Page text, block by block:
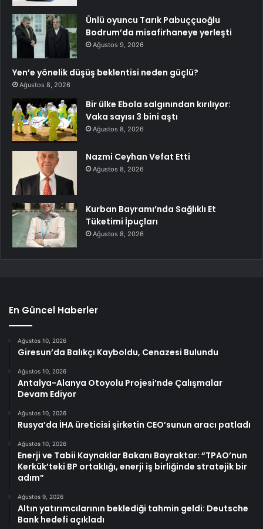
Ünlü oyuncu Tarık Pabuççuoğlu
Bodrum’da misafirhaneye yerleşti
Ağustos 9, 2026
Yen’e yönelik düşüş beklentisi neden güçlü?
Ağustos 8, 2026
Bir ülke Ebola salgınından kırılıyor:
Vaka sayısı 3 bini aştı
Ağustos 8, 2026
Nazmi Ceyhan Vefat Etti
Ağustos 8, 2026
Kurban Bayramı’nda Sağlıklı Et
Tüketimi İpuçları
Ağustos 8, 2026
En Güncel Haberler
Ağustos 10, 2026
Giresun’da Balıkçı Kayboldu, Cenazesi Bulundu
Ağustos 10, 2026
Antalya-Alanya Otoyolu Projesi’nde Çalışmalar
Devam Ediyor
Ağustos 10, 2026
Rusya’da İHA üreticisi şirketin CEO’sunun aracı patladı
Ağustos 10, 2026
Enerji ve Tabii Kaynaklar Bakanı Bayraktar: “TPAO’nun
Kerkük’teki BP ortaklığı, enerji iş birliğinde stratejik bir
adım”
Ağustos 9, 2026
Altın yatırımcılarının beklediği tahmin geldi: Deutsche
Bank hedefi açıkladı